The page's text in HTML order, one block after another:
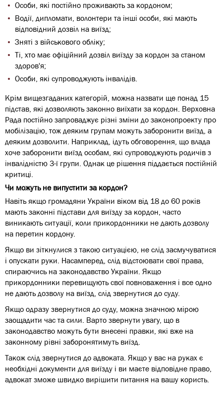
Особи, які постійно проживають за кордоном;
Водії, дипломати, волонтери та інші особи, які мають
відповідний дозвіл на виїзд;
Зняті з військового обліку;
Ті, хто має офіційний дозвіл виїзду за кордон за станом
здоров'я;
Особи, які супроводжують інвалідів.
Крім вищезгаданих категорій, можна назвати ще понад 15
підстав, які дозволяють законно виїхати за кордон. Верховна
Рада постійно запроваджує різні зміни до законопроекту про
мобілізацію, тож деяким групам можуть заборонити виїзд, а
деяким дозволити. Наприклад, ідуть обговорення, що влада
хоче заборонити виїзд особам, які супроводжують родичів з
інвалідністю 3-ї групи. Однак це рішення піддається постійній
критиці.
Чи можуть не випустити за кордон?
Навіть якщо громадяни України віком від 18 до 60 років
мають законні підстави для виїзду за кордон, часто
виникають ситуації, коли прикордонники не дають дозволу
на перетин кордону.
Якщо ви зіткнулися з такою ситуацією, не слід засмучуватися
і опускати руки. Насамперед, слід відстоювати свої права,
спираючись на законодавство України. Якщо
прикордонники перевищують свої повноваження і все одно
не дають дозволу на виїзд, слід звернутися до суду.
Якщо одразу звернутися до суду, можна значною мірою
заощадити час та сили. Варто звернути увагу, що в
законодавство можуть бути внесені правки, які вже на
законному рівні заборонятимуть виїзд.
Також слід звернутися до адвоката. Якщо у вас на руках є
необхідні документи для виїзду і ви маєте відповідне право,
адвокат зможе швидко вирішити питання на вашу користь.